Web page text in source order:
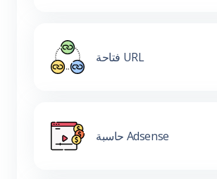
فتاحة URL
حاسبة Adsense